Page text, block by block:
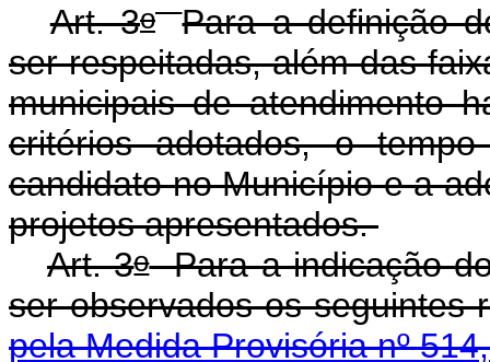
Art. 3o
Para a definição
ser respeitadas, além das
municipais de atendimento
critérios adotados, o
candidato no Município e a
projetos apresentados.
Art. 3oPara a indicação
ser observados os
pela Medida Provisória nº